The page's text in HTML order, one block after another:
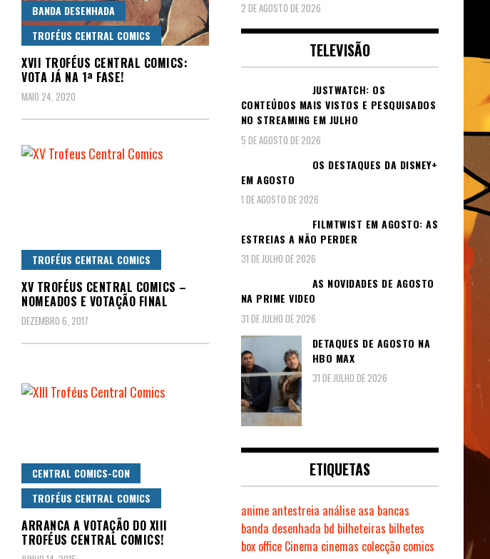
BANDA DESENHADA
TROFÉUS CENTRAL COMICS
XVII TROFÉUS CENTRAL COMICS:
VOTA JÁ NA 1ª FASE!
MAIO 24, 2020
TROFÉUS CENTRAL COMICS
XV TROFÉUS CENTRAL COMICS –
NOMEADOS E VOTAÇÃO FINAL
DEZEMBRO 6, 2017
CENTRAL COMICS-CON
TROFÉUS CENTRAL COMICS
ARRANCA A VOTAÇÃO DO XIII
TROFÉUS CENTRAL COMICS!
2 DE AGOSTO DE 2026
TELEVISÃO
JUSTWATCH: OS
CONTEÚDOS MAIS VISTOS E PESQUISADOS
NO STREAMING EM JULHO
5 DE AGOSTO DE 2026
OS DESTAQUES DA DISNEY+
EM AGOSTO
1 DE AGOSTO DE 2026
FILMTWIST EM AGOSTO: AS
ESTREIAS A NÃO PERDER
31 DE JULHO DE 2026
AS NOVIDADES DE AGOSTO
NA PRIME VIDEO
31 DE JULHO DE 2026
DETAQUES DE AGOSTO NA
HBO MAX
31 DE JULHO DE 2026
ETIQUETAS
anime antestreia análise asa bancas
banda desenhada bd bilheteiras bilhetes
box office Cinema cinemas colecção comics